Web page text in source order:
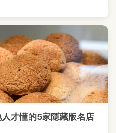
才懂的5家隱藏版名店